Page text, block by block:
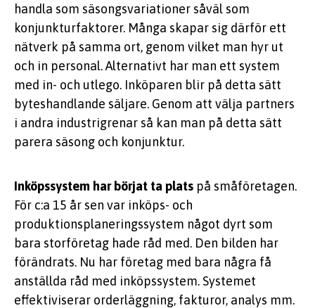
handla som säsongsvariationer såväl som
konjunkturfaktorer. Många skapar sig därför ett
nätverk på samma ort, genom vilket man hyr ut
och in personal. Alternativt har man ett system
med in- och utlego. Inköparen blir på detta sätt
byteshandlande säljare. Genom att välja partners
i andra industrigrenar så kan man på detta sätt
parera säsong och konjunktur.
Inköpssystem har börjat ta plats på småföretagen.
För c:a 15 år sen var inköps- och
produktionsplaneringssystem något dyrt som
bara storföretag hade råd med. Den bilden har
förändrats. Nu har företag med bara några få
anställda råd med inköpssystem. Systemet
effektiviserar orderläggning, fakturor, analys mm.